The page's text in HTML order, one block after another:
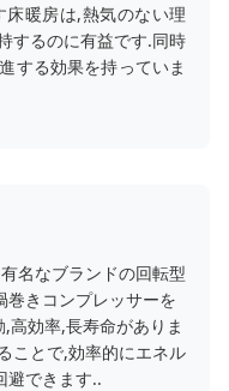
暖房は,熱気のない理
するのに有益です.同時
する効果を持っていま
名なブランドの回転型
巻きコンプレッサーを
高効率,長寿命がありま
ことで,効率的にエネル
避できます..